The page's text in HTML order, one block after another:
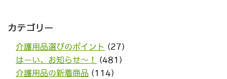
カテゴリー
介護用品選びのポイント (27)
はーい、お知らせ〜！
(481)
介護用品の新着商品 (114)